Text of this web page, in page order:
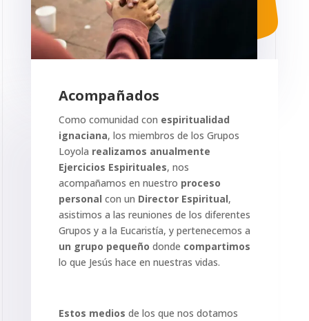
Acompañados
Como comunidad con espiritualidad
ignaciana, los miembros de los Grupos
Loyola realizamos anualmente
Ejercicios Espirituales, nos
acompañamos en nuestro proceso
personal con un Director Espiritual,
asistimos a las reuniones de los diferentes
Grupos y a la Eucaristía, y pertenecemos a
un grupo pequeño donde compartimos
lo que Jesús hace en nuestras vidas.
Estos medios de los que nos dotamos